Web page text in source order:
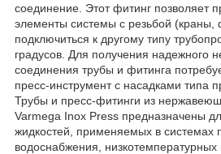
соединение. Этот фитинг позволяет
элементы системы с резьбой (краны,
подключиться к другому типу
градусов. Для получения надежного
соединения трубы и фитинга
пресс-инструмент с насадками типа
Трубы и пресс-фитинги из
Varmega Inox Press предназначены
жидкостей, применяемых в системах
водоснабжения, низкотемпературных